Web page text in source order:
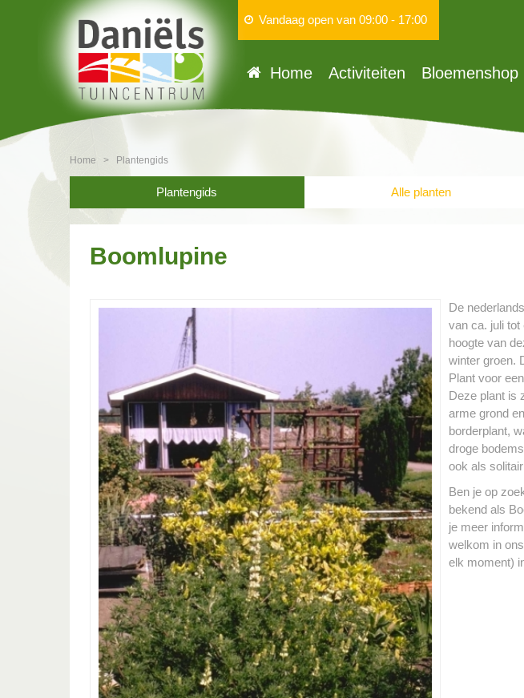
Home > Plantengids
Vandaag open van 09:00 - 17:00
Home Activiteiten Bloemenshop
Plantengids Alle planten
Boomlupine
De
van ca. juli
hoogte van
winter groen.
Plant voor
Deze plant is
arme grond
borderplant,
droge
ook als
Ben je op
bekend als
je meer
welkom in
elk moment)